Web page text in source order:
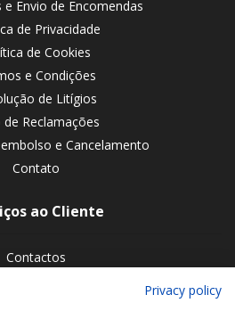
Envio de Encomendas
de Privacidade
de Cookies
e Condições
de Litígios
de Reclamações
e Cancelamento
Contato
ao Cliente
Contactos
Privacy policy